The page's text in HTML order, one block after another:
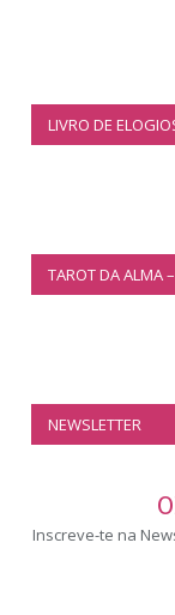
LIVRO DE
TAROT DA ALMA
NEWSLETTER
Inscreve-te na